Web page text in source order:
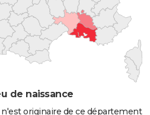
de naissance
n'est originaire de ce département